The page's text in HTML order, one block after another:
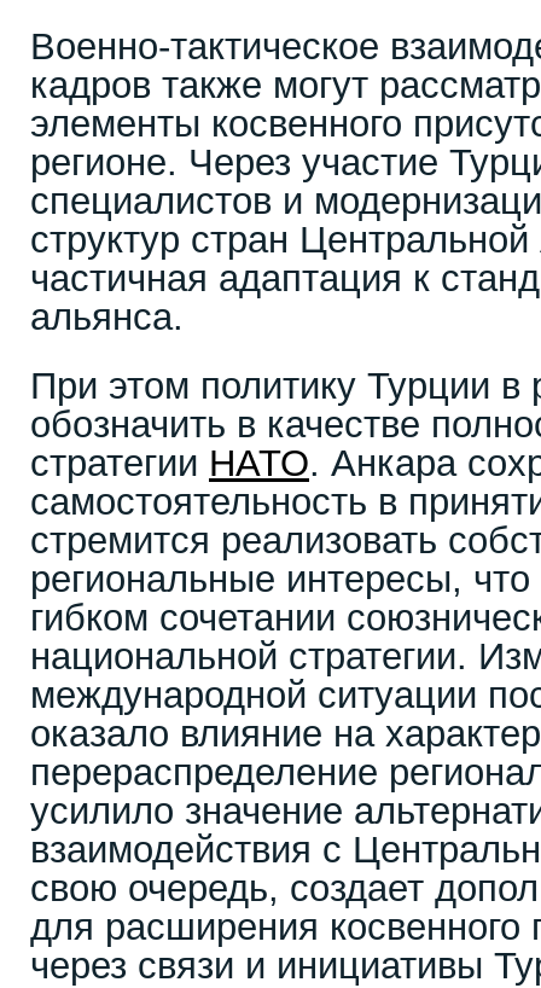
Военно-тактическое
кадров также могут
элементы косвенного
регионе. Через участие
специалистов и
структур стран
частичная адаптация к
альянса.
При этом политику Турции в
обозначить в качестве
стратегии НАТО. Анкара
самостоятельность в
стремится реализовать
региональные интересы,
гибком сочетании
национальной стратегии.
международной ситуации
оказало влияние на
перераспределение
усилило значение
взаимодействия с
свою очередь, создает
для расширения косвенного
через связи и инициативы